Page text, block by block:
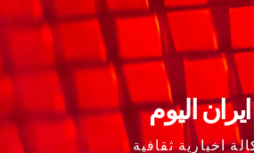
ايران اليوم
اخبارية ثقافية